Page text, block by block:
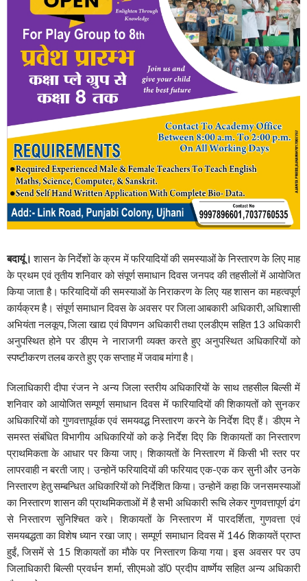
बदायूं। शासन के निर्देशों के क्रम में फरियादियों की समस्याओं के निस्तारण के लिए माह
के प्रथम एवं तृतीय शनिवार को संपूर्ण समाधान दिवस जनपद की तहसीलों में आयोजित
किया जाता है। फरियादियों की समस्याओं के निराकरण के लिए यह शासन का महत्वपूर्ण
कार्यक्रम है। संपूर्ण समाधान दिवस के अवसर पर जिला आबकारी अधिकारी, अधिशासी
अभियंता नलकूप, जिला खाद्य एवं विपणन अधिकारी तथा एलडीएम सहित 13 अधिकारी
अनुपस्थित होने पर डीएम ने नाराजगी व्यक्त करते हुए अनुपस्थित अधिकारियों को
स्पष्टीकरण तलब करते हुए एक सप्ताह में जवाब मांगा है।
जिलाधिकारी दीपा रंजन ने अन्य जिला स्तरीय अधिकारियों के साथ तहसील बिल्सी में
शनिवार को आयोजित सम्पूर्ण समाधान दिवस में फारियादियों की शिकायतों को सुनकर
अधिकारियों को गुणवत्तापूर्वक एवं समयवद्ध निस्तारण करने के निर्देश दिए हैं। डीएम ने
समस्त संबंधित विभागीय अधिकारियों को कड़े निर्देश दिए कि शिकायतों का निस्तारण
प्राथमिकता के आधार पर किया जाए। शिकायतों के निस्तारण में किसी भी स्तर पर
लापरवाही न बरती जाए। उन्होनें फरियादियों की फरियाद एक-एक कर सुनी और उनके
निस्तारण हेतु सम्बन्धित अधिकारियों को निर्देशित किया। उन्होनें कहा कि जनसमस्याओं
का निस्तारण शासन की प्राथमिकताओं में है सभी अधिकारी रूचि लेकर गुणवत्तापूर्ण ढंग
से निस्तारण सुनिश्चित करे। शिकायतों के निस्तारण में पारदर्शिता, गुणवत्ता एवं
समयबद्धता का विशेष ध्यान रखा जाए। सम्पूर्ण समाधान दिवस में 146 शिकायतें प्राप्त
हुईं, जिसमें से 15 शिकायतों का मौके पर निस्तारण किया गया। इस अवसर पर उप
जिलाधिकारी बिल्सी प्रवर्धन शर्मा, सीएमओ डॉ0 प्रदीप वार्ष्णेय सहित अन्य अधिकारी